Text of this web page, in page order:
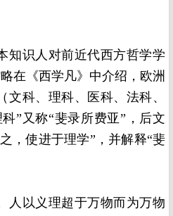
知识人对前近代西方哲学学
在《西学凡》中介绍，欧洲
文科、理科、医科、法科、
”又称“斐录所费亚”，后文
，使进于理学”，并解释“斐
人以义理超于万物而为万物